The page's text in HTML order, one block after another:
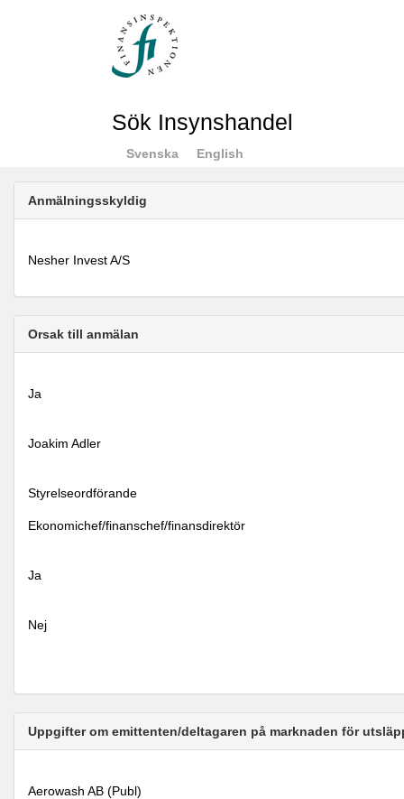
Sök Insynshandel
Svenska English
Anmälningsskyldig
Nesher Invest A/S
Orsak till anmälan
Ja
Joakim Adler
Styrelseordförande
Ekonomichef/finanschef/finansdirektör
Ja
Nej
Uppgifter om emittenten/deltagaren på marknaden för
Aerowash AB (Publ)